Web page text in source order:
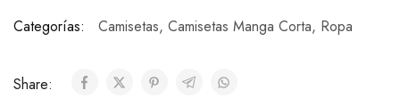
Categorías: Camisetas, Camisetas Manga Corta, Ropa
Share: